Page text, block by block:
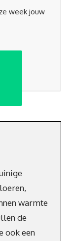
week jouw
warmte
de
ook een